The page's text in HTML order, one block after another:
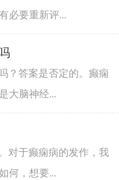
必要重新评...
？答案是否定的。癫痫
大脑神经...
对于癫痫病的发作，我
何，想要...